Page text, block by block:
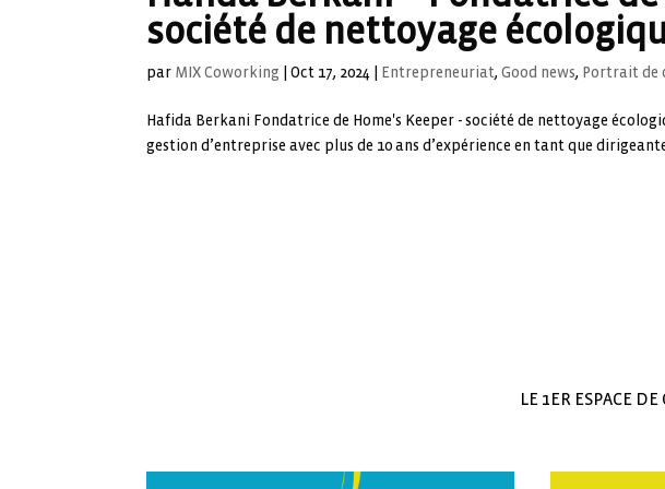
société de nettoyage
par MIX Coworking |Oct 17, 2024 Entrepreneuriat,Good news, Portrait de
Hafida Berkani Fondatrice de Home's Keeper - société de nettoyage
gestion d’entreprise avec plus de 10 ans d’expérience en tant que
LE 1ER ESPACE